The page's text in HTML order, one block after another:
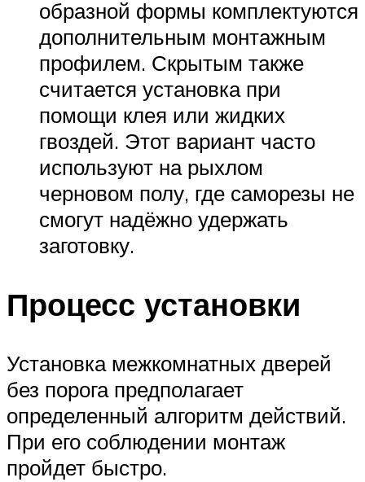
образной формы комплектуются
дополнительным монтажным
профилем. Скрытым также
считается установка при
помощи клея или жидких
гвоздей. Этот вариант часто
используют на рыхлом
черновом полу, где саморезы не
смогут надёжно удержать
заготовку.
Процесс установки
Установка межкомнатных дверей
без порога предполагает
определенный алгоритм действий.
При его соблюдении монтаж
пройдет быстро.